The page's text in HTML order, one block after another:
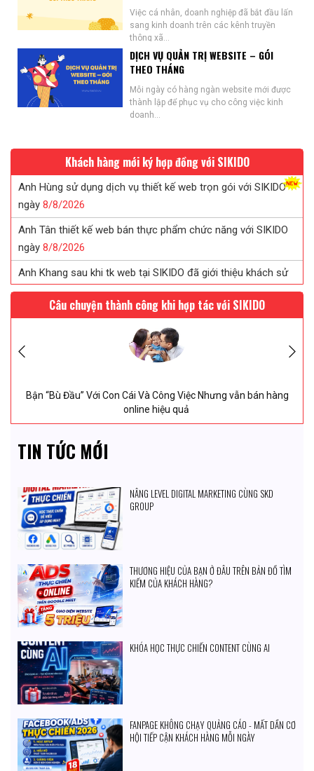
Việc cá nhân, doanh nghiệp đã bắt đầu lấn
sang kinh doanh trên các kênh truyền
thông xã...
DỊCH VỤ QUẢN TRỊ WEBSITE – GÓI
THEO THÁNG
Mỗi ngày có hàng ngàn website mới được
thành lập để phục vụ cho công việc kinh
doanh...
Khách hàng mới ký hợp đồng với SIKIDO
Anh Hùng sử dụng dịch vụ thiết kế web trọn gói với SIKIDO
ngày 8/8/2026
Anh Tân thiết kế web bán thực phẩm chức năng với SIKIDO
ngày 8/8/2026
Anh Khang sau khi tk web tại SIKIDO đã giới thiệu khách sử
dụng8/8/2026
Chị Tuyết đã tin tưởng ký web in ấn sau khi được SIKIDO tư
Chị Uyên thiết kế web saloc tóc tại SIKIDO ngày
Câu chuyện thành công khi hợp tác với SIKIDO
“Bù Đầu” Với Con Cái Và Công Việc Nhưng vẫn bán hàng
online hiệu quả
TIN TỨC MỚI
NÂNG LEVEL DIGITAL MARKETING CÙNG SKD
GROUP
THƯƠNG HIỆU CỦA BẠN Ở ĐÂU TRÊN BẢN ĐỒ TÌM
KIẾM CỦA KHÁCH HÀNG?
KHÓA HỌC THỰC CHIẾN CONTENT CÙNG AI
FANPAGE KHÔNG CHẠY QUẢNG CÁO - MẤT DẦN CƠ
HỘI TIẾP CẬN KHÁCH HÀNG MỖI NGÀY